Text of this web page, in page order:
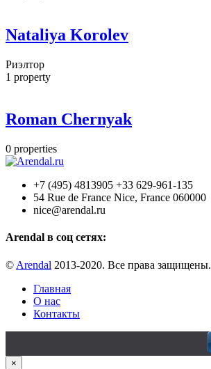
Nataliya Korolev
Риэлтор
1 property
Roman Chernyak
0 properties
+7 (495) 4813905 +33 629-961-135
54 Rue de France Nice, France 060000
nice@arendal.ru
Arendal в соц сетях:
© Arendal 2013-2020. Все права защищены.
Главная
О нас
Контакты
×